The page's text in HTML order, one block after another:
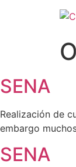
SENA
Realización de
embargo
SENA